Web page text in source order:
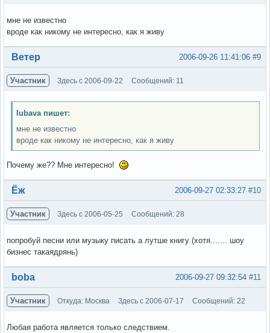
мне не известно
вроде как никому не интересно, как я живу
Вне форума #9
2006-09-26 11:41:06
Ветер
Участник Здесь с 2006-09-22 Сообщений: 11
lubava пишет:
мне не известно
вроде как никому не интересно, как я живу
Почему же?? Мне интересно!
Вне форума #10
2006-09-27 02:33:27
Ёж
Участник Здесь с 2006-05-25 Сообщений: 28
попробуй песни или музыку писать а лутше книгу (хотя....... шоу
бизнес такаядрянь)
Вне форума #11
2006-09-27 09:32:54
boba
Участник Откуда: Москва Здесь с 2006-07-17 Сообщений: 22
Любая работа является только следствием.